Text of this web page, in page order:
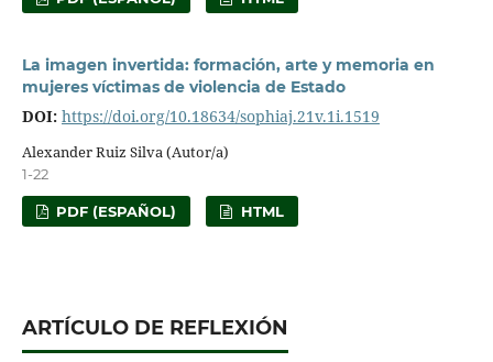
La imagen invertida: formación, arte y memoria en
mujeres víctimas de violencia de Estado
DOI: https://doi.org/10.18634/sophiaj.21v.1i.1519
Alexander Ruiz Silva (Autor/a)
1-22
PDF (ESPAÑOL) HTML
ARTÍCULO DE REFLEXIÓN